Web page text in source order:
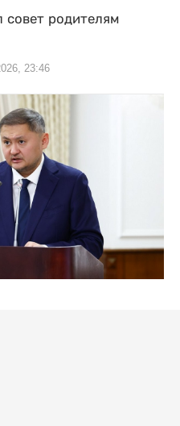
совет родителям
23:46